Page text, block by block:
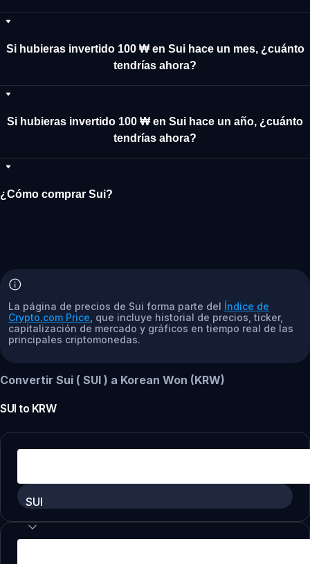
Si hubieras invertido 100 ₩ en Sui hace un mes, ¿cuánto
tendrías ahora?
Si hubieras invertido 100 ₩ en Sui hace un año, ¿cuánto
tendrías ahora?
¿Cómo comprar Sui?
La página de precios de Sui forma parte del Índice de
Crypto.com Price , que incluye historial de precios, ticker,
capitalización de mercado y gráficos en tiempo real de las
principales criptomonedas.
Convertir Sui ( SUI ) a Korean Won (KRW)
SUI to KRW
SUI